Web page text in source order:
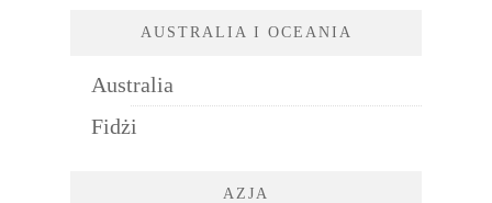
AUSTRALIA I OCEANIA
Australia
Fidżi
AZJA